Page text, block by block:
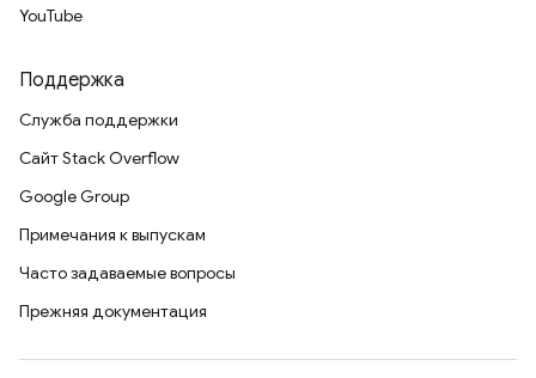
YouTube
Поддержка
Служба поддержки
Сайт Stack Overflow
Google Group
Примечания к выпускам
Часто задаваемые вопросы
Прежняя документация